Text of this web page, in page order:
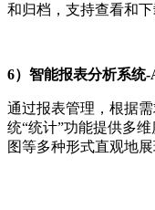
和归档，支持查看和下
6）智能报表分析系统-
通过报表管理，根据
统“统计”功能提供多
图等多种形式直观地展